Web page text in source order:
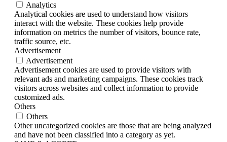
Analytics
Analytical cookies are used to understand how visitors
interact with the website. These cookies help provide
information on metrics the number of visitors, bounce rate,
traffic source, etc.
Advertisement
Advertisement
Advertisement cookies are used to provide visitors with
relevant ads and marketing campaigns. These cookies track
visitors across websites and collect information to provide
customized ads.
Others
Others
Other uncategorized cookies are those that are being analyzed
and have not been classified into a category as yet.